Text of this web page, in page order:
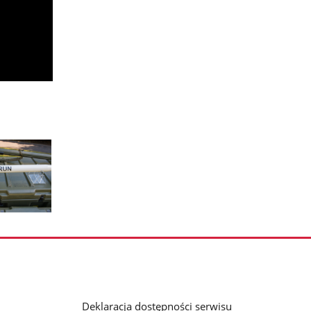
Deklaracja dostępności serwisu